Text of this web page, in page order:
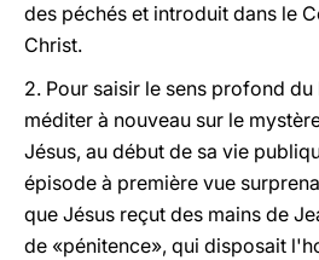
des péchés et introduit dans le
Christ.
2. Pour saisir le sens profond
méditer à nouveau sur le
Jésus, au début de sa vie
épisode à première vue
que Jésus reçut des mains de
de «pénitence», qui disposait